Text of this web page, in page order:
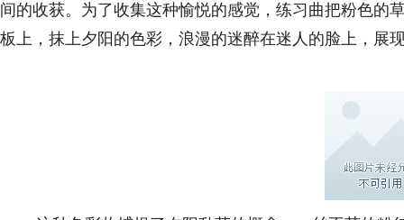
间的收获。为了收集这种愉悦的感觉，练习曲把粉色的
板上，抹上夕阳的色彩，浪漫的迷醉在迷人的脸上，展